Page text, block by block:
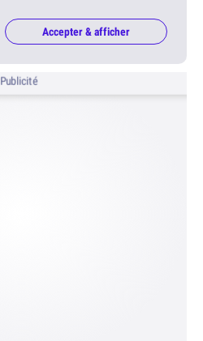
Accepter & afficher
Publicité